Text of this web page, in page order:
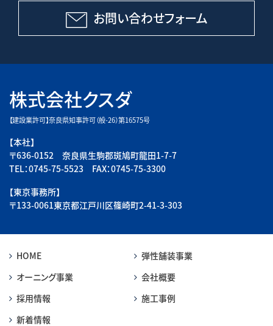
お問い合わせフォーム
株式会社クスダ
【建設業許可】奈良県知事許可（般-26）第16575号
【本社】
〒636-0152 奈良県生駒郡斑鳩町龍田1-7-7
TEL：0745-75-5523 FAX：0745-75-3300
【東京事務所】
〒133-0061東京都江戸川区篠崎町2-41-3-303
HOME
弾性舗装事業
オーニング事業
会社概要
採用情報
施工事例
新着情報